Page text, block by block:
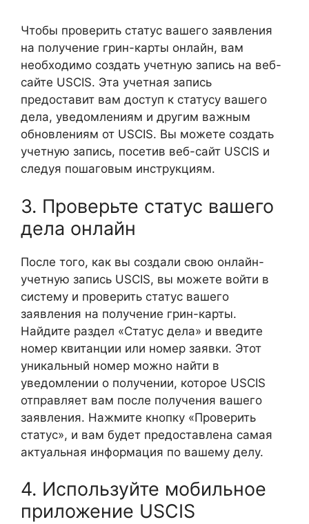
Чтобы проверить статус вашего заявления
на получение грин-карты онлайн, вам
необходимо создать учетную запись на веб-
сайте USCIS. Эта учетная запись
предоставит вам доступ к статусу вашего
дела, уведомлениям и другим важным
обновлениям от USCIS. Вы можете создать
учетную запись, посетив веб-сайт USCIS и
следуя пошаговым инструкциям.
3. Проверьте статус вашего
дела онлайн
После того, как вы создали свою онлайн-
учетную запись USCIS, вы можете войти в
систему и проверить статус вашего
заявления на получение грин-карты.
Найдите раздел «Статус дела» и введите
номер квитанции или номер заявки. Этот
уникальный номер можно найти в
уведомлении о получении, которое USCIS
отправляет вам после получения вашего
заявления. Нажмите кнопку «Проверить
статус», и вам будет предоставлена ​​самая
актуальная информация по вашему делу.
4. Используйте мобильное
приложение USCIS